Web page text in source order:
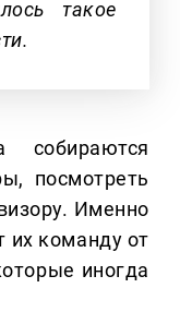
такое
собираются
посмотреть
Именно
их команду от
иногда